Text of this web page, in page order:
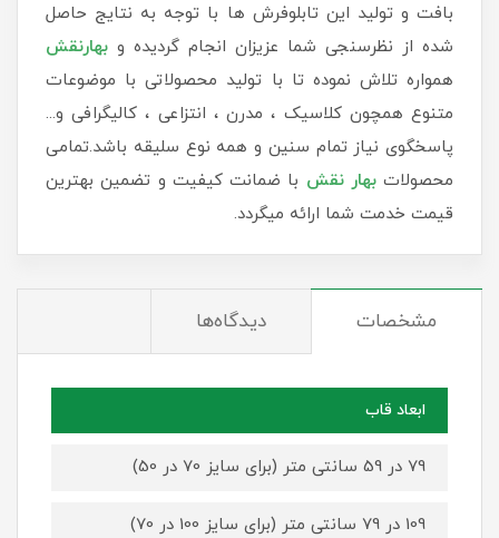
بافت و تولید این تابلوفرش ها با توجه به نتایج حاصل
شده از نظرسنجی شما عزیزان انجام گردیده و بهارنقش
همواره تلاش نموده تا با تولید محصولاتی با موضوعات
متنوع همچون کلاسیک ، مدرن ، انتزاعی ، کالیگرافی و...
پاسخگوی نیاز تمام سنین و همه نوع سلیقه باشد.تمامی
محصولاتبهار نقش با ضمانت کیفیت و تضمین بهترین
قیمت خدمت شما ارائه میگردد.
مشخصات دیدگاه‌ها
ابعاد قاب
79 در 59 سانتی متر (برای سایز 70 در 50)
109 در 79 سانتی متر (برای سایز 100 در 70)